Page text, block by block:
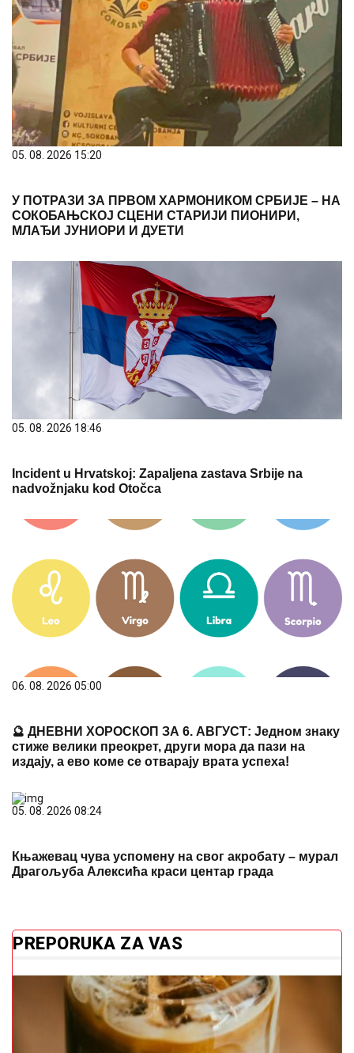
05. 08. 2026 15:20
У ПОТРАЗИ ЗА ПРВОМ ХАРМОНИКОМ СРБИЈЕ – НА
СОКОБАЊСКОЈ СЦЕНИ СТАРИЈИ ПИОНИРИ,
МЛАЂИ ЈУНИОРИ И ДУЕТИ
05. 08. 2026 18:46
Incident u Hrvatskoj: Zapaljena zastava Srbije na
nadvožnjaku kod Otočca
06. 08. 2026 05:00
🔮 ДНЕВНИ ХОРОСКОП ЗА 6. АВГУСТ: Једном знаку
стиже велики преокрет, други мора да пази на
издају, а ево коме се отварају врата успеха!
05. 08. 2026 08:24
Књажевац чува успомену на свог акробату – мурал
Драгoљуба Алексића краси центар града
PREPORUKA ZA VAS